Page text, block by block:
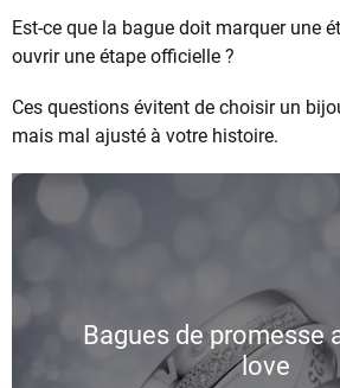
Est-ce que la bague doit marquer une
ouvrir une étape officielle ?
Ces questions évitent de choisir un
mais mal ajusté à votre histoire.
Bagues de promesse
love